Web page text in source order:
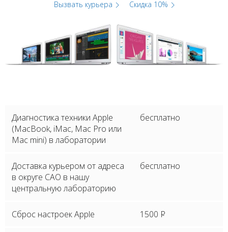
Вызвать курьера
Скидка 10%
Диагностика техники Apple
(MacBook, iMac, Mac Pro или
Mac mini) в лаборатории
бесплатно
Доставка курьером от адреса
в округе САО в нашу
центральную лабораторию
бесплатно
Сброс настроек Apple 1500 P